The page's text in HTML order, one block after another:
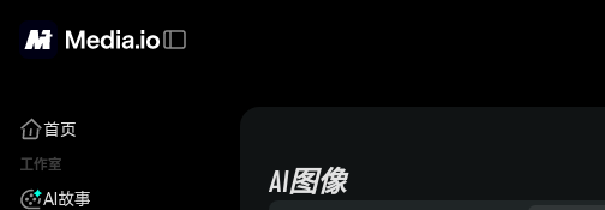
首页
工作室
AI故事
AI图像